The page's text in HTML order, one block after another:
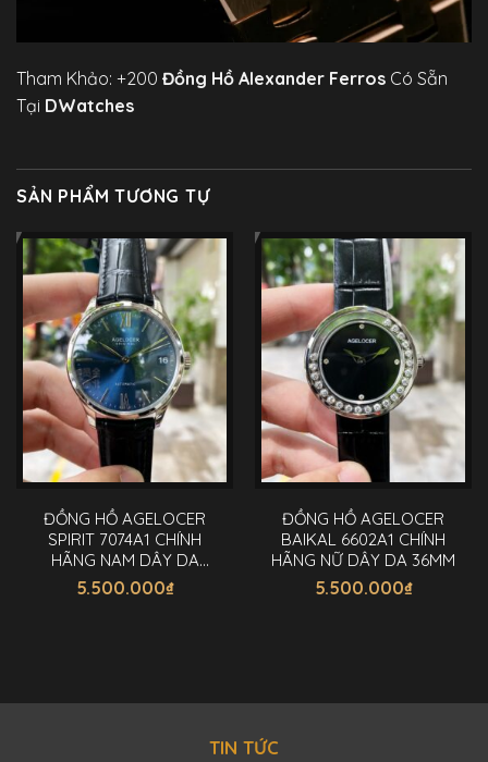
Tham Khảo: +200 Đồng Hồ Alexander Ferros Có Sẵn
Tại DWatches
SẢN PHẨM TƯƠNG TỰ
ĐỒNG HỒ AGELOCER
SPIRIT 7074A1 CHÍNH
HÃNG NAM DÂY DA
40MM
5.500.000₫
ĐỒNG HỒ AGELOCER
BAIKAL 6602A1 CHÍNH
HÃNG NỮ DÂY DA 36MM
5.500.000₫
TIN TỨC